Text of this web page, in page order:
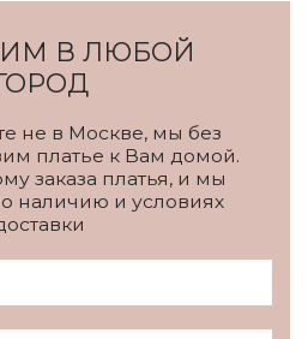
В ЛЮБОЙ
не в Москве, мы без
платье к Вам домой.
заказа платья, и мы
наличию и условиях